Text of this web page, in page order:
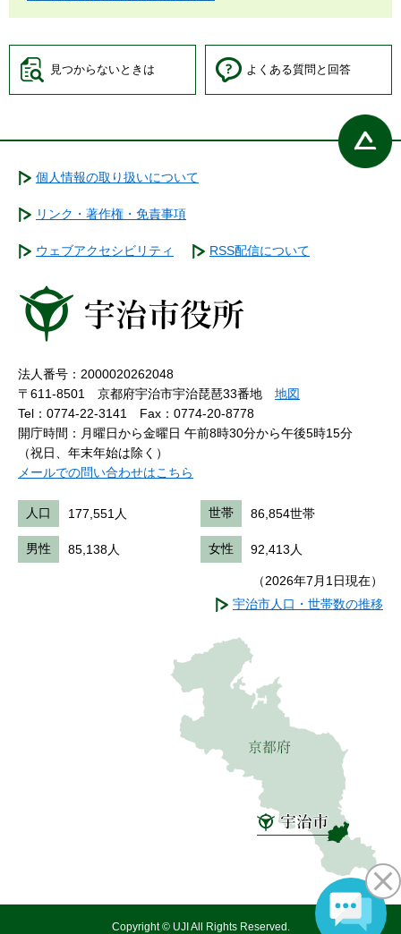
見つからないときは よくある質問と回答
個人情報の取り扱いについて
リンク・著作権・免責事項
ウェブアクセシビリティ RSS配信について
法人番号：2000020262048
〒611-8501 京都府宇治市宇治琵琶33番地 地図
Tel：0774-22-3141
Fax：0774-20-8778
開庁時間：月曜日から金曜日 午前8時30分から午後5時15分
（祝日、年末年始は除く）
メールでの問い合わせはこちら
人口 177,551人 世帯 86,854世帯
男性 85,138人 女性 92,413人
（2026年7月1日現在）
宇治市人口・世帯数の推移
Copyright © UJI All Rights Reserved.